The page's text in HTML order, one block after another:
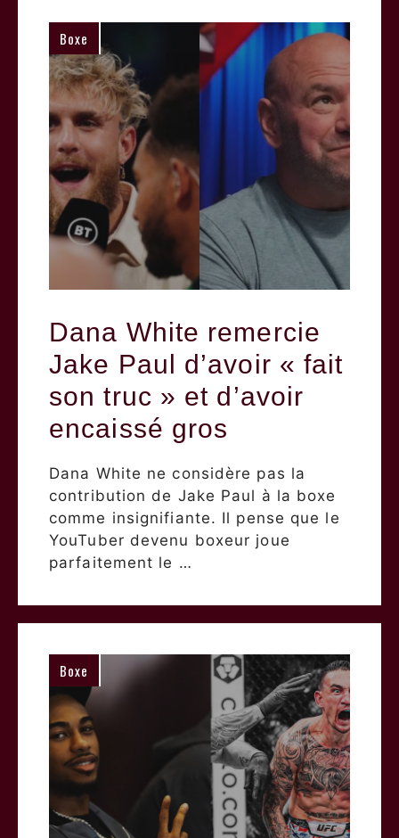
Boxe
Dana White remercie
Jake Paul d’avoir « fait
son truc » et d’avoir
encaissé gros
Dana White ne considère pas la
contribution de Jake Paul à la boxe
comme insignifiante. Il pense que le
YouTuber devenu boxeur joue
parfaitement le …
Boxe